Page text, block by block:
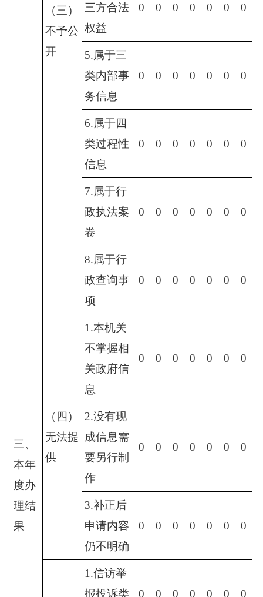
三、
本年
度办
理结
果
（三）
不予公
开
三方合法
权益
0 0 0 0 0 0 0
5.属于三
类内部事
务信息
0 0 0 0 0 0 0
6.属于四
类过程性
信息
0 0 0 0 0 0 0
7.属于行
政执法案
卷
0 0 0 0 0 0 0
8.属于行
政查询事
项
0 0 0 0 0 0 0
（四）
无法提
供
1.本机关
不掌握相
关政府信
息
0 0 0 0 0 0 0
2.没有现
成信息需
要另行制
作
0 0 0 0 0 0 0
3.补正后
申请内容
仍不明确
0 0 0 0 0 0 0
1.信访举
报投诉类
0 0 0 0 0 0 0